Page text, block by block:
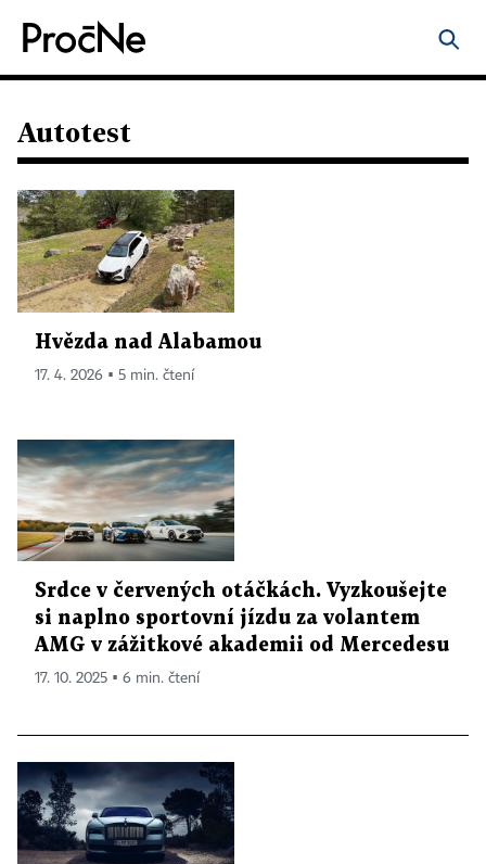
Autotest
Hvězda nad Alabamou
17. 4. 2026 ▪ 5 min. čtení
Srdce v červených otáčkách. Vyzkoušejte
si naplno sportovní jízdu za volantem
AMG v zážitkové akademii od Mercedesu
17. 10. 2025 ▪ 6 min. čtení